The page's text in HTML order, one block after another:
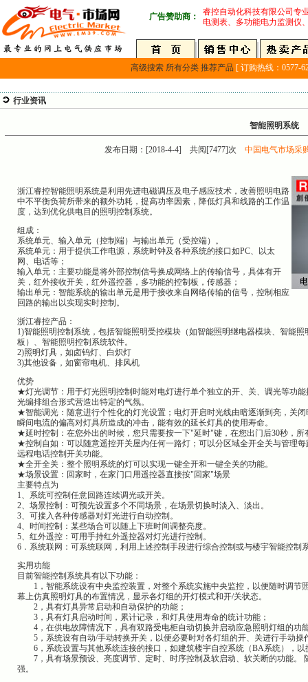
广告赞助商：
睿控自动化科技有限公司专
电测表、多功能电力监测仪
高级搜索 所有分类 推荐产品 [ 订购热线：0577-
行业资讯
智能照明系统
发布日期：[2018-4-4] 共阅[7477]次中国电气市场采
浙江睿控智能照明系统是利用先进电磁调压及电子感应技术，改善照明电路
中不平衡负荷所带来的额外功耗，提高功率因素，降低灯具和线路的工作温
度，达到优化供电目的照明控制系统。
组成：
系统单元、输入单元（控制端）与输出单元（受控端）。
系统单元：用于提供工作电源，系统时钟及各种系统的接口如PC、以太
网、电话等；
输入单元：主要功能是将外部控制信号换成网络上的传输信号，具体有开
关，红外接收开关，红外遥控器，多功能的控制板，传感器；
输出单元：智能系统的输出单元是用于接收来自网络传输的信号，控制相应
回路的输出以实现实时控制。
浙江睿控产品：
1)智能照明控制系统，包括智能照明受控模块（如智能照明继电器模块、智能
板）、智能照明控制系统软件。
2)照明灯具，如卤钨灯、白炽灯
3)其他设备，如窗帘电机、排风机
优势
★灯光调节：用于灯光照明控制时能对电灯进行单个独立的开、关、调光等功
光编排组合形式营造出特定的气氛。
★智能调光：随意进行个性化的灯光设置；电灯开启时光线由暗逐渐到亮，关
瞬间电流的偏高对灯具所造成的冲击，能有效的延长灯具的使用寿命。
★延时控制：在您外出的时候，您只需要按一下"延时"键，在您出门后30秒，所
★控制自如：可以随意遥控开关屋内任何一路灯；可以分区域全开全关与管理
远程电话控制开关功能。
★全开全关：整个照明系统的灯可以实现一键全开和一键全关的功能。
★场景设置：回家时，在家门口用遥控器直接按"回家"场景
主要特点为
1、系统可控制任意回路连续调光或开关。
2、场景控制：可预先设置多个不同场景，在场景切换时淡入、淡出。
3、可接入各种传感器对灯光进行自动控制。
4、时间控制：某些场合可以随上下班时间调整亮度。
5、红外遥控：可用手持红外遥控器对灯光进行控制。
6．系统联网：可系统联网，利用上述控制手段进行综合控制或与楼宇智能控制
实用功能
目前智能控制系统具有以下功能：
1，智能系统设有中央监控装置，对整个系统实施中央监控，以便随时调节
幕上仿真照明灯具的布置情况，显示各灯组的开灯模式和开/关状态。
2，具有灯具异常启动和自动保护的功能；
3，具有灯具启动时间，累计记录，和灯具使用寿命的统计功能；
4，在供电故障情况下，具有双路受电柜自动切换并启动应急照明灯组的功
5，系统设有自动/手动转换开关，以便必要时对各灯组的开、关进行手动操
6，系统设置与其他系统连接的接口，如建筑楼宇自控系统（BA系统），以
7，具有场景预设、亮度调节、定时、时序控制及软启动、软关断的功能。
强。